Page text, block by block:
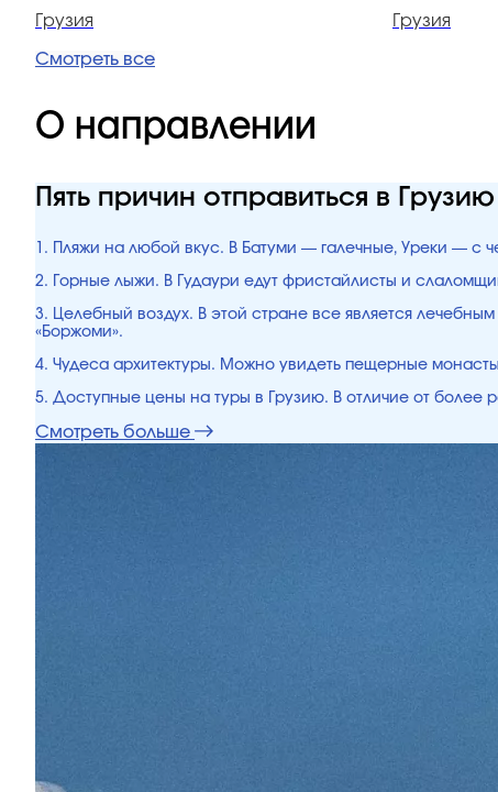
Грузия Грузия
Смотреть все
О направлении
Пять причин отправиться в Грузию
1. Пляжи на любой вкус. В Батуми — галечные, Уреки — с
2. Горные лыжи. В Гудаури едут фристайлисты и
3. Целебный воздух. В этой стране все является
«Боржоми».
4. Чудеса архитектуры. Можно увидеть пещерные
5. Доступные цены на туры в Грузию. В отличие от более
Смотреть больше